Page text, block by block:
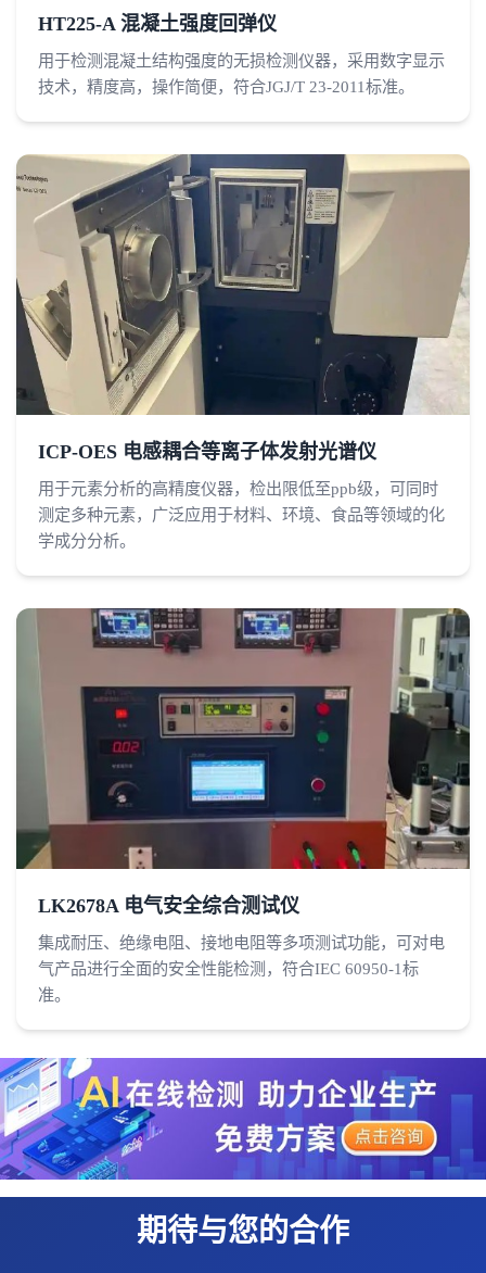
HT225-A 混凝土强度回弹仪
用于检测混凝土结构强度的无损检测仪器，采用数字显示
技术，精度高，操作简便，符合JGJ/T 23-2011标准。
ICP-OES 电感耦合等离子体发射光谱仪
用于元素分析的高精度仪器，检出限低至ppb级，可同时
测定多种元素，广泛应用于材料、环境、食品等领域的化
学成分分析。
LK2678A 电气安全综合测试仪
集成耐压、绝缘电阻、接地电阻等多项测试功能，可对电
气产品进行全面的安全性能检测，符合IEC 60950-1标
准。
期待与您的合作